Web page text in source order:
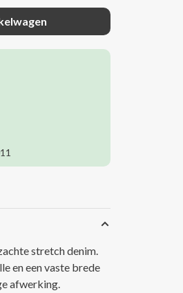
stretch denim.
en een vaste brede
afwerking.